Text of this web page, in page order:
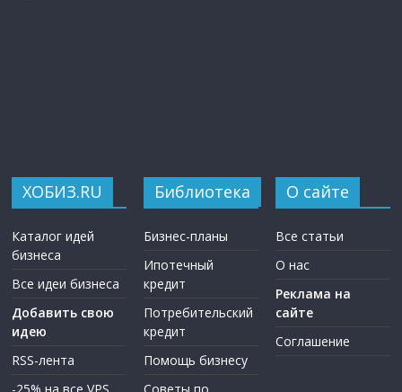
ХОБИЗ.RU
Каталог идей
бизнеса
Все идеи бизнеса
Добавить свою
идею
RSS-лента
Библиотека
Бизнес-планы
Ипотечный
кредит
Потребительский
кредит
Помощь бизнесу
О сайте
Все статьи
О нас
Реклама на
сайте
Соглашение